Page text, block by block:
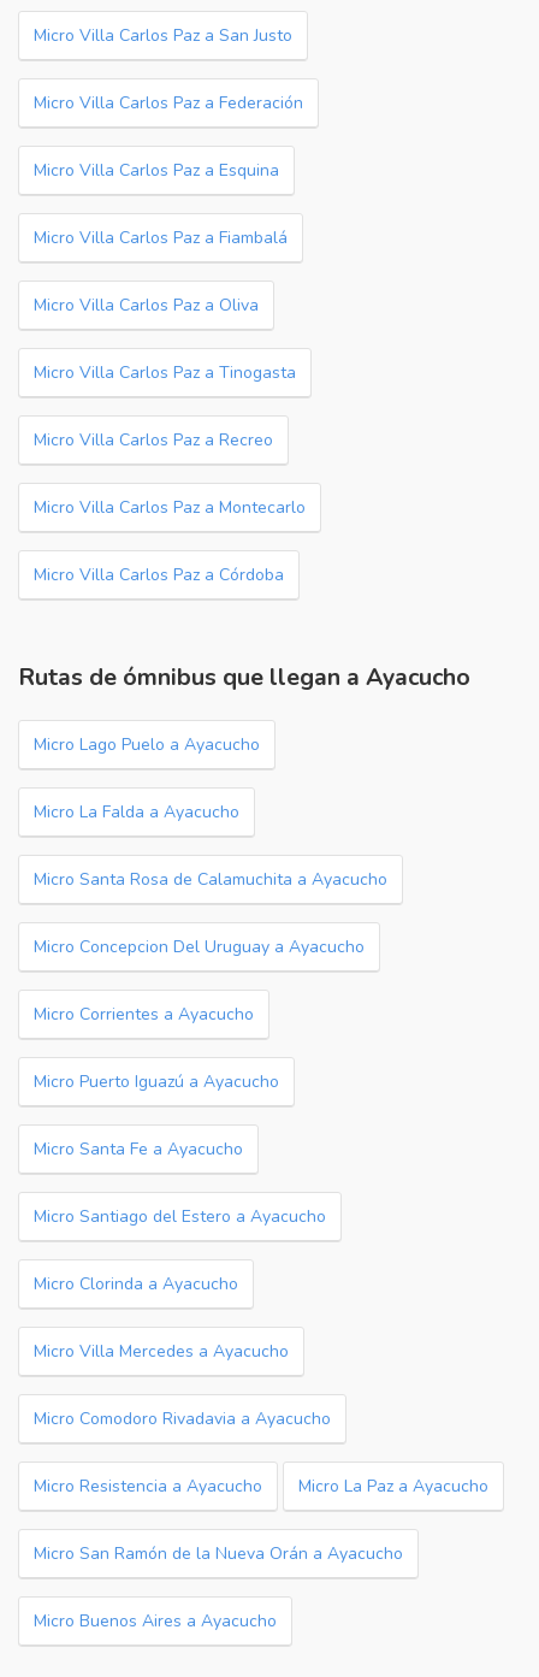
Micro Villa Carlos Paz a San Justo
Micro Villa Carlos Paz a Federación
Micro Villa Carlos Paz a Esquina
Micro Villa Carlos Paz a Fiambalá
Micro Villa Carlos Paz a Oliva
Micro Villa Carlos Paz a Tinogasta
Micro Villa Carlos Paz a Recreo
Micro Villa Carlos Paz a Montecarlo
Micro Villa Carlos Paz a Córdoba
Rutas de ómnibus que llegan a Ayacucho
Micro Lago Puelo a Ayacucho
Micro La Falda a Ayacucho
Micro Santa Rosa de Calamuchita a Ayacucho
Micro Concepcion Del Uruguay a Ayacucho
Micro Corrientes a Ayacucho
Micro Puerto Iguazú a Ayacucho
Micro Santa Fe a Ayacucho
Micro Santiago del Estero a Ayacucho
Micro Clorinda a Ayacucho
Micro Villa Mercedes a Ayacucho
Micro Comodoro Rivadavia a Ayacucho
Micro Resistencia a Ayacucho Micro La Paz a Ayacucho
Micro San Ramón de la Nueva Orán a Ayacucho
Micro Buenos Aires a Ayacucho